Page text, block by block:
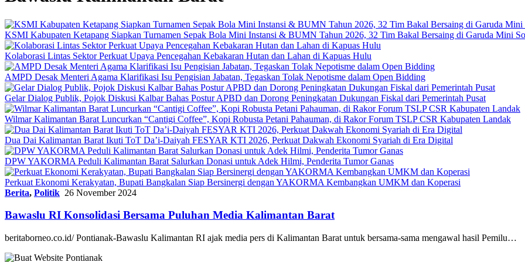
KSMI Kabupaten Ketapang Siapkan Turnamen Sepak Bola Mini Instansi & BUMN Tahun 2026, 32 Tim Bakal Bersaing di Garuda Mini
Kolaborasi Lintas Sektor Perkuat Upaya Pencegahan Kebakaran Hutan dan Lahan di Kapuas Hulu
AMPD Desak Menteri Agama Klarifikasi Isu Pengisian Jabatan, Tegaskan Tolak Nepotisme dalam Open Bidding
Gelar Dialog Publik, Pojok Diskusi Kalbar Bahas Postur APBD dan Dorong Peningkatan Dukungan Fiskal dari Pemerintah Pusat
Wilmar Kalimantan Barat Luncurkan “Cantigi Coffee”, Kopi Robusta Petani Pahauman, di Rakor Forum TSLP CSR Kabupaten Landak
Dua Dai Kalimantan Barat Ikuti ToT Da’i-Daiyah FESYAR KTI 2026, Perkuat Dakwah Ekonomi Syariah di Era Digital
DPW YAKORMA Peduli Kalimantan Barat Salurkan Donasi untuk Adek Hilmi, Penderita Tumor Ganas
Perkuat Ekonomi Kerakyatan, Bupati Bangkalan Siap Bersinergi dengan YAKORMA Kembangkan UMKM dan Koperasi
Berita, Politik 26 November 2024
Bawaslu RI Konsolidasi Bersama Puluhan Media Kalimantan Barat
beritaborneo.co.id/ Pontianak-Bawaslu Kalimantan RI ajak media pers di Kalimantan Barat untuk bersama-sama mengawal hasil Pemilu…